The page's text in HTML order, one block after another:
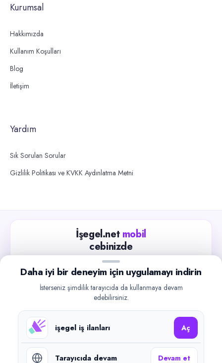
Kurumsal
Hakkımızda
Kullanım Koşulları
Blog
İletişim
Yardım
Sık Sorulan Sorular
Gizlilik Politikası ve KVKK Aydınlatma Metni
İşegel.net mobil
cebinizde
Güncel iş ilanlarını takip edin, işverenlerle hızlıca
iletişime geçin.
Google Play
©2026işegel.net. Tüm hakları saklıdır.
Daha iyi bir deneyim için uygulamayı indirin
İsterseniz şimdilik tarayıcıda da kullanmaya devam
edebilirsiniz.
işegel iş ilanları Aç
Tarayıcıda devam Devam et